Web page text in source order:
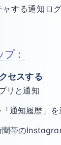
する通知ロ
：
セスする
リと通知
通知履歴」を
間帯の